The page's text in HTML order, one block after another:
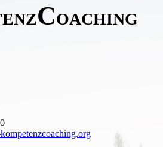
COACHING
org